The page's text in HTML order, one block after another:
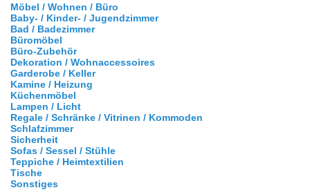
Möbel / Wohnen / Büro
Baby- / Kinder- / Jugendzimmer
Bad / Badezimmer
Büromöbel
Büro-Zubehör
Dekoration / Wohnaccessoires
Garderobe / Keller
Kamine / Heizung
Küchenmöbel
Lampen / Licht
Regale / Schränke / Vitrinen / Kommoden
Schlafzimmer
Sicherheit
Sofas / Sessel / Stühle
Teppiche / Heimtextilien
Tische
Sonstiges